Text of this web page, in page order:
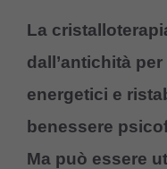
La
dall’antichità
energetici e
benessere
Ma può essere